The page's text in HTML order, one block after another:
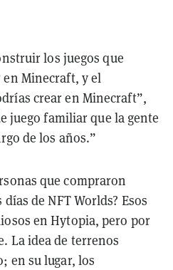
los juegos que
Minecraft, y el
crear en Minecraft”,
juego familiar que la gente
de los años.”
que compraron
de NFT Worlds? Esos
en Hytopia, pero por
La idea de terrenos
en su lugar, los